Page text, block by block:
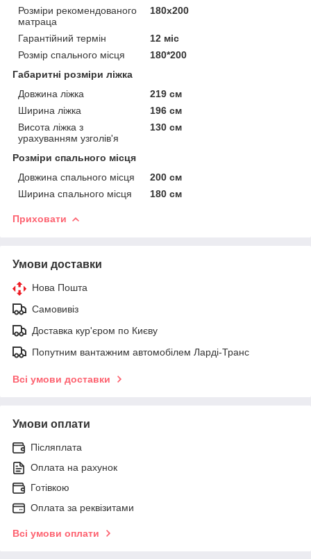
Розміри рекомендованого
матраца
180х200
Гарантійний термін
12 міс
Розмір спального місця
180*200
Габаритні розміри ліжка
Довжина ліжка
219 см
Ширина ліжка
196 см
Висота ліжка з
урахуванням узголів'я
130 см
Розміри спального місця
Довжина спального місця
200 см
Ширина спального місця
180 см
Приховати
Умови доставки
Нова Пошта
Самовивіз
Доставка кур'єром по Києву
Попутним вантажним автомобілем Ларді-Транс
Всі умови доставки
Умови оплати
Післяплата
Оплата на рахунок
Готівкою
Оплата за реквізитами
Всі умови оплати